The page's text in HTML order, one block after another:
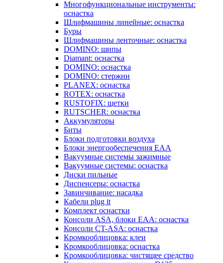
Многофункциональные инструменты:
оснастка
Шлифмашины линейные: оснастка
Буры
Шлифмашины ленточные: оснастка
DOMINO: шипы
Diamant: оснастка
DOMINO: оснастка
DOMINO: стержни
PLANEX: оснастка
ROTEX: оснастка
RUSTOFIX: щетки
RUTSCHER: оснастка
Аккумуляторы
Биты
Блоки подготовки воздуха
Блоки энергообеспечения EAA
Вакуумные системы зажимные
Вакуумные системы: оснастка
Диски пильные
Диспенсеры: оснастка
Завинчивание: насадка
Кабели plug it
Комплект оснастки
Консоли ASA, блоки EAA: оснастка
Консоли CT-ASA: оснастка
Кромкооблицовка: клеи
Кромкооблицовка: оснастка
Кромкооблицовка: чистящее средство